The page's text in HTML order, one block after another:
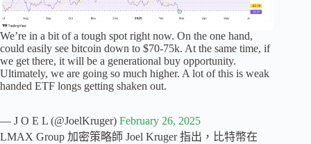
We’re in a bit of a tough spot right now. On the one hand,
could easily see bitcoin down to $70-75k. At the same time, if
we get there, it will be a generational buy opportunity.
Ultimately, we are going so much higher. A lot of this is weak
handed ETF longs getting shaken out.
— J O E L (@JoelKruger) February 26, 2025
LMAX Group 加密策略師 Joel Kruger 指出，比特幣在